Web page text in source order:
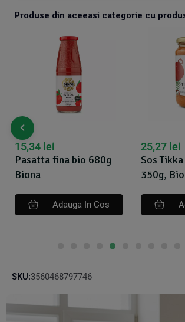
Produse din aceeasi categorie cu
Pasatta fina bio 680g
Biona
15,34 lei
Adauga In Cos
Sos
350g,
25,27 lei
SKU:3560468797746